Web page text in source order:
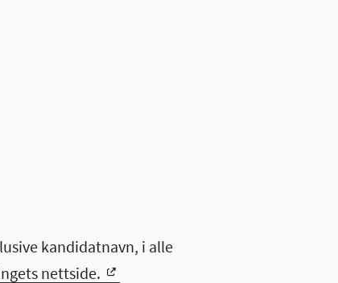
kandidatnavn, i alle
nettside.